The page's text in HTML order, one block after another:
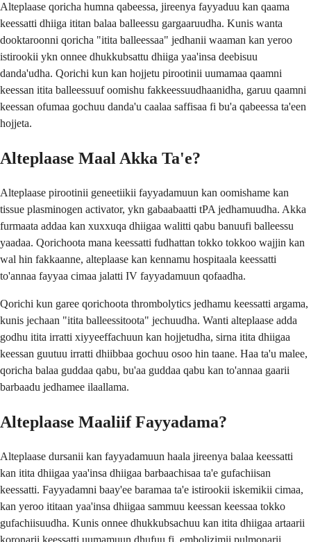
Alteplaase qoricha humna qabeessa, jireenya fayyaduu kan qaama
keessatti dhiiga ititan balaa balleessu gargaaruudha. Kunis wanta
dooktaroonni qoricha "itita balleessaa" jedhanii waaman kan yeroo
istirookii ykn onnee dhukkubsattu dhiiga yaa'insa deebisuu
danda'udha. Qorichi kun kan hojjetu pirootinii uumamaa qaamni
keessan itita balleessuuf oomishu fakkeessuudhaanidha, garuu qaamni
keessan ofumaa gochuu danda'u caalaa saffisaa fi bu'a qabeessa ta'een
hojjeta.
Alteplaase Maal Akka Ta'e?
Alteplaase pirootinii geneetiikii fayyadamuun kan oomishame kan
tissue plasminogen activator, ykn gabaabaatti tPA jedhamuudha. Akka
furmaata addaa kan xuxxuqa dhiigaa walitti qabu banuufi balleessu
yaadaa. Qorichoota mana keessatti fudhattan tokko tokkoo wajjin kan
wal hin fakkaanne, alteplaase kan kennamu hospitaala keessatti
to'annaa fayyaa cimaa jalatti IV fayyadamuun qofaadha.
Qorichi kun garee qorichoota thrombolytics jedhamu keessatti argama,
kunis jechaan "itita balleessitoota" jechuudha. Wanti alteplaase adda
godhu itita irratti xiyyeeffachuun kan hojjetudha, sirna itita dhiigaa
keessan guutuu irratti dhiibbaa gochuu osoo hin taane. Haa ta'u malee,
qoricha balaa guddaa qabu, bu'aa guddaa qabu kan to'annaa gaarii
barbaadu jedhamee ilaallama.
Alteplaase Maaliif Fayyadama?
Alteplaase dursanii kan fayyadamuun haala jireenya balaa keessatti
kan itita dhiigaa yaa'insa dhiigaa barbaachisaa ta'e gufachiisan
keessatti. Fayyadamni baay'ee baramaa ta'e istirookii iskemikii cimaa,
kan yeroo ititaan yaa'insa dhiigaa sammuu keessan keessaa tokko
gufachiisuudha. Kunis onnee dhukkubsachuu kan itita dhiigaa artaarii
koronarii keessatti uumamuun dhufuu fi, embolizimii pulmonarii